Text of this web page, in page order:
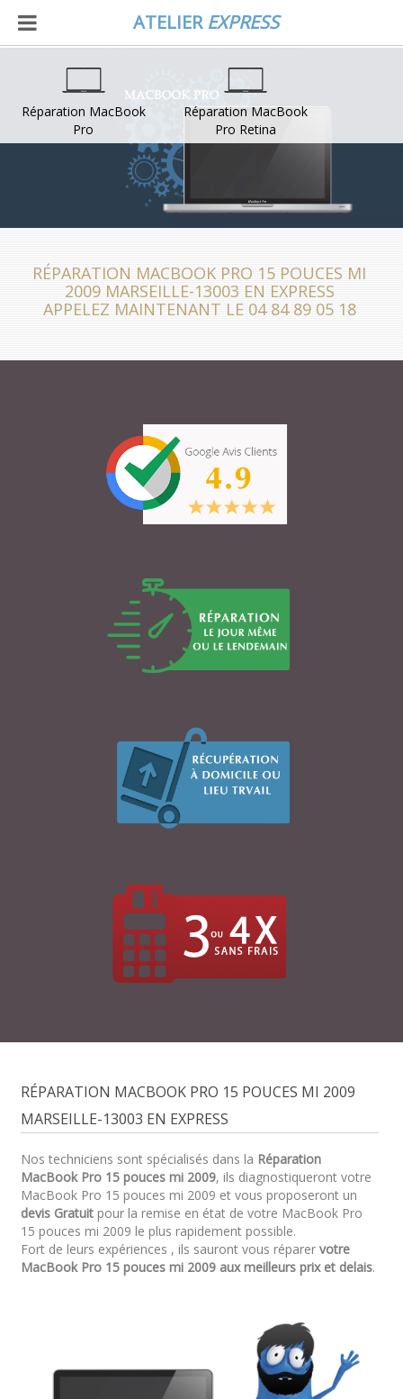
ATELIER EXPRESS
Réparation MacBook
Pro
Réparation MacBook
Pro Retina
RÉPARATION MACBOOK PRO 15 POUCES MI
2009 MARSEILLE-13003 EN EXPRESS
APPELEZ MAINTENANT LE 04 84 89 05 18
RÉPARATION MACBOOK PRO 15 POUCES MI 2009
MARSEILLE-13003 EN EXPRESS
Nos techniciens sont spécialisés dans la Réparation
MacBook Pro 15 pouces mi 2009, ils diagnostiqueront votre
MacBook Pro 15 pouces mi 2009 et vous proposeront un
devis Gratuitpour la remise en état de votre MacBook Pro
15 pouces mi 2009 le plus rapidement possible.
Fort de leurs expériences , ils sauront vous réparer votre
MacBook Pro 15 pouces mi 2009 aux meilleurs prix et delais.